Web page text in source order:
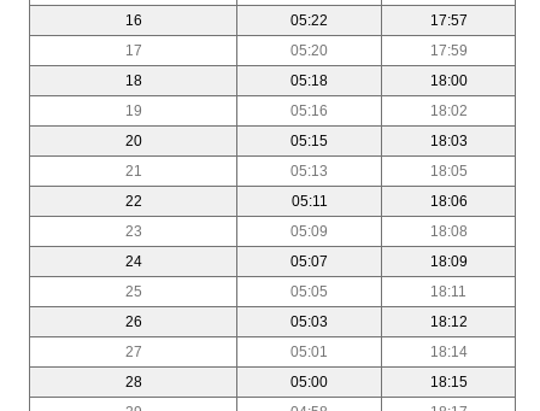
16
05:22
17:57
17
05:20
17:59
18
05:18
18:00
19
05:16
18:02
20
05:15
18:03
21
05:13
18:05
22
05:11
18:06
23
05:09
18:08
24
05:07
18:09
25
05:05
18:11
26
05:03
18:12
27
05:01
18:14
28
05:00
18:15